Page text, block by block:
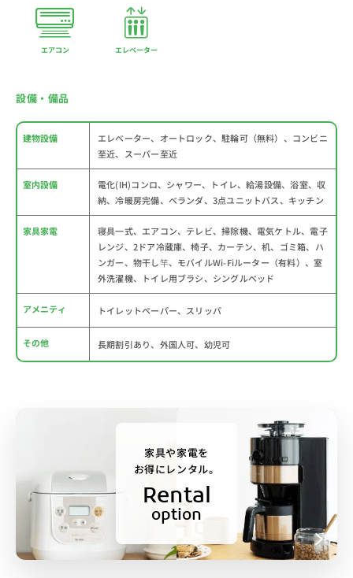
エアコン エレベーター
設備・備品
建物設備
エレベーター、オートロック、駐輪可（無料）、コンビニ
至近、スーパー至近
室内設備
電化(IH)コンロ、シャワー、トイレ、給湯設備、浴室、収
納、冷暖房完備、ベランダ、3点ユニットバス、キッチン
家具家電
寝具一式、エアコン、テレビ、掃除機、電気ケトル、電子
レンジ、2ドア冷蔵庫、椅子、カーテン、机、ゴミ箱、ハ
ンガー、物干し竿、モバイルWi-Fiルーター（有料）、室
外洗濯機、トイレ用ブラシ、シングルベッド
アメニティ トイレットペーパー、スリッパ
その他 長期割引あり、外国人可、幼児可
家具や家電を
お得にレンタル。
Rental
option